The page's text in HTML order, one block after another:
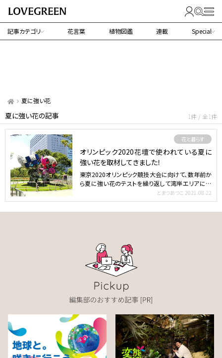
記事カテゴリ 花言葉 植物図鑑 連載 Special
夏に強い花
夏に強い花の記事 1件 / 全1件
花と暮らす
オリンピック2020花壇で使われている夏に
強い花を取材してきました！
東京2020オリンピック競技大会に向けて、数年前か
ら夏に強い花のテストを繰り返して湾岸エリアに作
とまつあつこ 2021.08.22